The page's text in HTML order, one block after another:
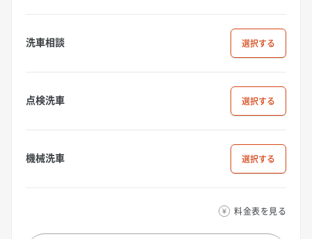
洗車相談 選択
点検洗車 選択
機械洗車 選択
料金表を見る